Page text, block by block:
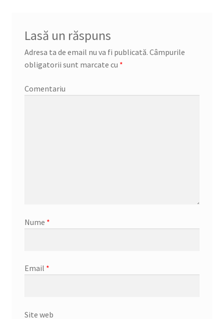
Lasă un răspuns
Adresa ta de email nu va fi publicată. Câmpurile
obligatorii sunt marcate cu *
Comentariu
Nume *
Email *
Site web